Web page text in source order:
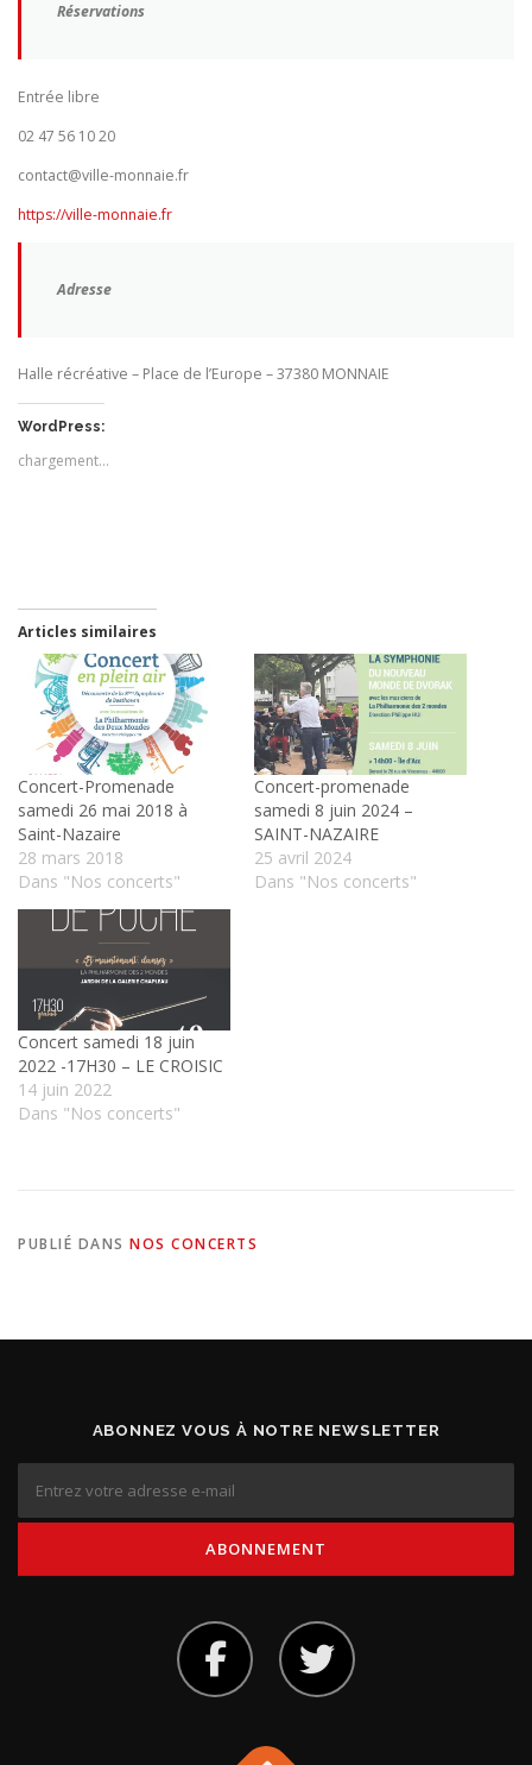
Réservations
Entrée libre
02 47 56 10 20
contact@ville-monnaie.fr
https://ville-monnaie.fr
Adresse
Halle récréative – Place de l’Europe – 37380 MONNAIE
WordPress:
chargement…
Articles similaires
Concert-Promenade
samedi 26 mai 2018 à
Saint-Nazaire
28 mars 2018
Dans "Nos concerts"
Concert-promenade
samedi 8 juin 2024 –
SAINT-NAZAIRE
25 avril 2024
Dans "Nos concerts"
Concert samedi 18 juin
2022 -17H30 – LE CROISIC
14 juin 2022
Dans "Nos concerts"
PUBLIÉ DANS NOS CONCERTS
ABONNEZ VOUS À NOTRE NEWSLETTER